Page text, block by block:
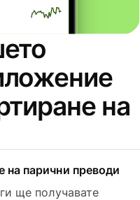
на
на парични преводи
ще получавате